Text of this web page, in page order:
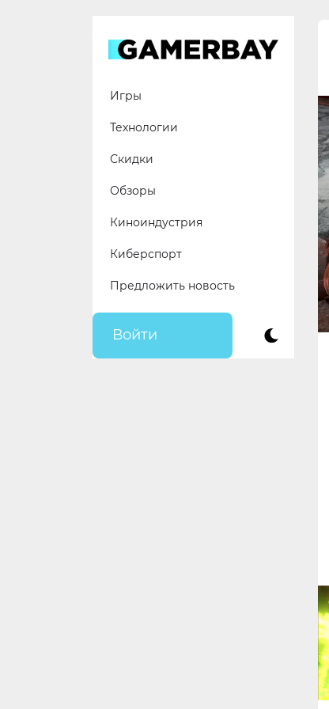
Игры
Технологии
Скидки
Обзоры
Киноиндустрия
Киберспорт
Предложить новость
Войти